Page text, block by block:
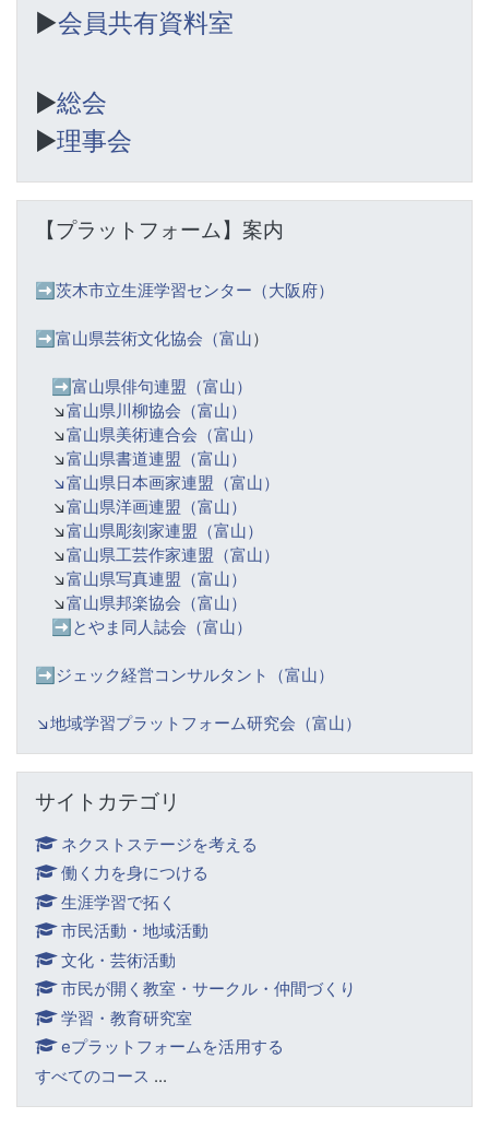
▶︎会員共有資料室
▶︎総会
▶︎理事会
【プラットフォーム】案内
➡️ 茨木市立生涯学習センター（大阪府）
➡️富山県芸術文化協会（富山）
➡️ 富山県俳句連盟（富山）
↘️富山県川柳協会（富山）
↘️富山県美術連合会（富山）
↘️富山県書道連盟（富山）
↘️富山県日本画家連盟（富山）
↘️富山県洋画連盟（富山）
↘️富山県彫刻家連盟（富山）
↘️富山県工芸作家連盟（富山）
↘️富山県写真連盟（富山）
↘️富山県邦楽協会（富山）
➡️ とやま同人誌会（富山）
➡️ジェック経営コンサルタント（富山）
↘️地域学習プラットフォーム研究会（富山）
サイトカテゴリ
ネクストステージを考える
働く力を身につける
生涯学習で拓く
市民活動・地域活動
文化・芸術活動
市民が開く教室・サークル・仲間づくり
学習・教育研究室
eプラットフォームを活用する
すべてのコース ...